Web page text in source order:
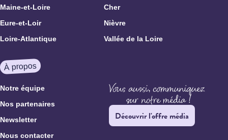
Maine-et-Loire
Cher
Eure-et-Loir
Nièvre
Loire-Atlantique
Vallée de la Loire
À propos
Notre équipe
Nos partenaires
Newsletter
Nous contacter
Découvrir l'offre média